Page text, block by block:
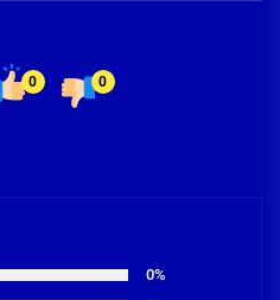
0 0
0%